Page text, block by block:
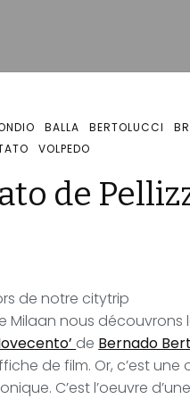
BALLA BERTOLUCCI
VOLPEDO
de
de notre citytrip
Milaan nous découvrons
de Bernado
de film. Or, c’est
C’est l’oeuvre